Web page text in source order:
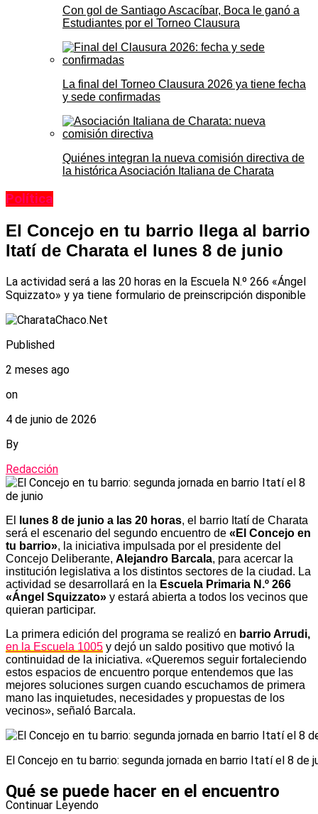
Con gol de Santiago Ascacíbar, Boca le ganó a
Estudiantes por el Torneo Clausura
La final del Torneo Clausura 2026 ya tiene fecha
y sede confirmadas
Quiénes integran la nueva comisión directiva de
la histórica Asociación Italiana de Charata
Política
El Concejo en tu barrio llega al barrio
Itatí de Charata el lunes 8 de junio
La actividad será a las 20 horas en la Escuela N.º 266 «Ángel
Squizzato» y ya tiene formulario de preinscripción disponible
Published
2 meses ago
on
4 de junio de 2026
By
Redacción
El lunes 8 de junio a las 20 horas, el barrio Itatí de Charata
será el escenario del segundo encuentro de «El Concejo en
tu barrio», la iniciativa impulsada por el presidente del
Concejo Deliberante, Alejandro Barcala, para acercar la
institución legislativa a los distintos sectores de la ciudad. La
actividad se desarrollará en la Escuela Primaria N.º 266
«Ángel Squizzato» y estará abierta a todos los vecinos que
quieran participar.
La primera edición del programa se realizó en barrio Arrudi,
en la Escuela 1005 y dejó un saldo positivo que motivó la
continuidad de la iniciativa. «Queremos seguir fortaleciendo
estos espacios de encuentro porque entendemos que las
mejores soluciones surgen cuando escuchamos de primera
mano las inquietudes, necesidades y propuestas de los
vecinos», señaló Barcala.
El Concejo en tu barrio: segunda jornada en barrio Itatí el 8 de
Qué se puede hacer en el encuentro
Continuar Leyendo